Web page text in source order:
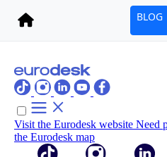
BLOG